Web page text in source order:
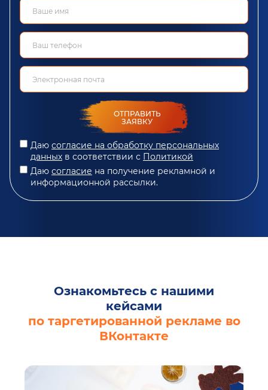
ОТПРАВИТЬ
ЗАЯВКУ
Даю согласие на обработку персональных
данных в соответствии с Политикой
Даю согласие на получение рекламной и
информационной рассылки.
Ознакомьтесь с нашими
кейсами
по таргетированной рекламе во
ВКонтакте